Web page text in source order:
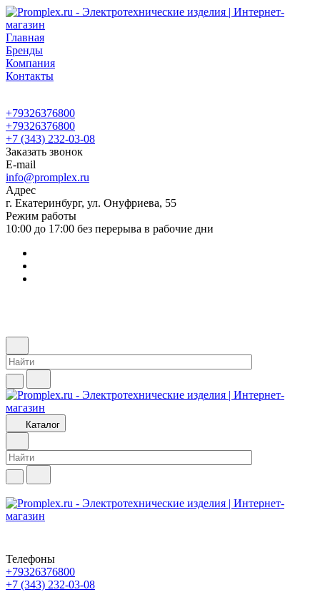
Главная
Бренды
Компания
Контакты
+79326376800
+79326376800
+7 (343) 232-03-08
Заказать звонок
E-mail
info@promplex.ru
Адрес
г. Екатеринбург, ул. Онуфриева, 55
Режим работы
10:00 до 17:00 без перерыва в рабочие дни
Каталог
Телефоны
+79326376800
+7 (343) 232-03-08